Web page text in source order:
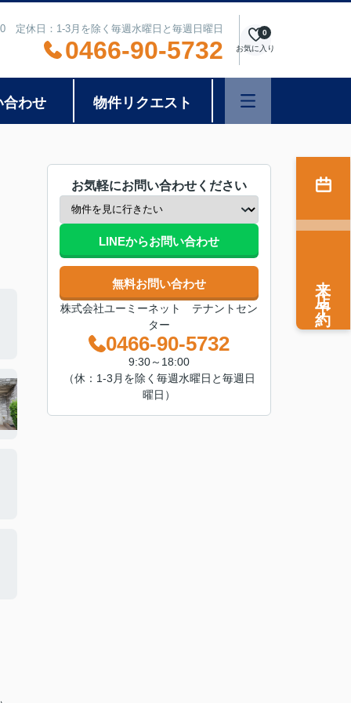
定休日：1-3月を除く毎週水曜日と毎週日曜日
0466-90-5732 お気に入り
0
合わせ 物件リクエスト
お気軽にお問い合わせください
LINEからお問い合わせ
無料お問い合わせ
株式会社ユーミーネット テナントセン
ター
0466-90-5732
9:30～18:00
（休：1-3月を除く毎週水曜日と毎週日
曜日）
来店予約